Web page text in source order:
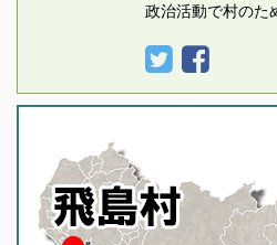
政治活動で村のた